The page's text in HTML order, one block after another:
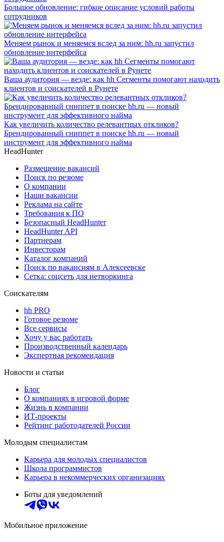
Большое обновление: гибкое описание условий работы
сотрудников
Меняем рынок и меняемся вслед за ним: hh.ru запустил
обновление интерфейса
Ваша аудитория — везде: как hh Сегменты помогают находить
клиентов и соискателей в Рунете
Как увеличить количество релевантных откликов?
Брендированный сниппет в поиске hh.ru — новый
инструмент для эффективного найма
HeadHunter
Размещение вакансий
Поиск по резюме
О компании
Наши вакансии
Реклама на сайте
Требования к ПО
Безопасный HeadHunter
HeadHunter API
Партнерам
Инвесторам
Каталог компаний
Поиск по вакансиям в Алексеевске
Сетка: соцсеть для нетворкинга
Соискателям
hh PRO
Готовое резюме
Все сервисы
Хочу у вас работать
Производственный календарь
Экспертная рекомендация
Новости и статьи
Блог
О компаниях в игровой форме
Жизнь в компании
ИТ-проекты
Рейтинг работодателей России
Молодым специалистам
Карьера для молодых специалистов
Школа программистов
Карьера в некоммерческих организациях
Боты для уведомлений
Мобильное приложение